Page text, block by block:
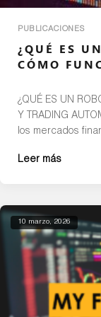
PUBLICACIONES
¿QUÉ ES
CÓMO
¿QUÉ ES UN
Y TRADING
los mercados
convertido en
Leer más
10 marzo, 2026